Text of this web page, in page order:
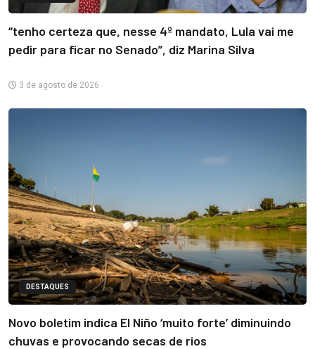
“tenho certeza que, nesse 4º mandato, Lula vai me
pedir para ficar no Senado”, diz Marina Silva
3 de agosto de 2026
DESTAQUES
Novo boletim indica El Niño ‘muito forte’ diminuindo
chuvas e provocando secas de rios